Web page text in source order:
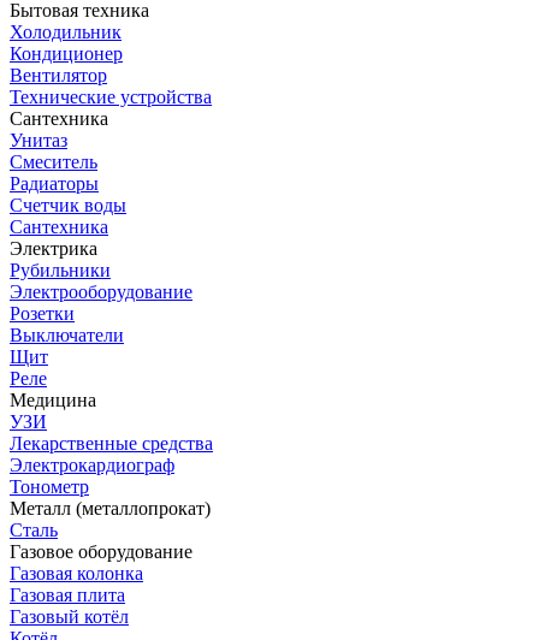
Бытовая техника
Холодильник
Кондиционер
Вентилятор
Технические устройства
Сантехника
Унитаз
Смеситель
Радиаторы
Счетчик воды
Сантехника
Электрика
Рубильники
Электрооборудование
Розетки
Выключатели
Щит
Реле
Медицина
УЗИ
Лекарственные средства
Электрокардиограф
Тонометр
Металл (металлопрокат)
Сталь
Газовое оборудование
Газовая колонка
Газовая плита
Газовый котёл